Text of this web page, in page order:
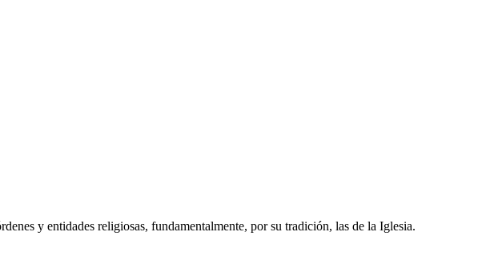
y entidades religiosas, fundamentalmente, por su tradición, las de la Iglesia.